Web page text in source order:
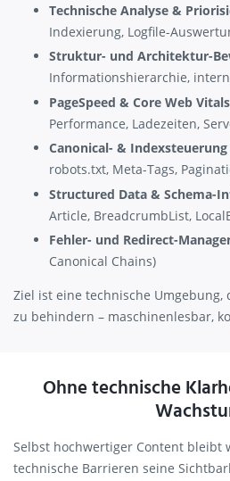
Technische Analyse &
Indexierung, Logfile-
Struktur- und Architektur-
Informationshierarchie,
PageSpeed & Core Web Vitals
Performance, Ladezeiten,
Canonical- & Indexsteuerung
robots.txt, Meta-Tags,
Structured Data & Schema-
Article, BreadcrumbList,
Fehler- und Redirect-
Canonical Chains)
Ziel ist eine technische
zu behindern – maschinenlesbar,
Ohne technische
Selbst hochwertiger Content bleibt
technische Barrieren seine